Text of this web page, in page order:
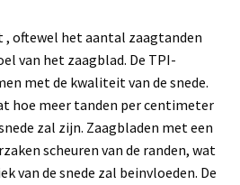
, oftewel het aantal zaagtanden
van het zaagblad. De TPI-
met de kwaliteit van de snede.
hoe meer tanden per centimeter
zal zijn. Zaagbladen met een
scheuren van de randen, wat
van de snede zal beinvloeden. De